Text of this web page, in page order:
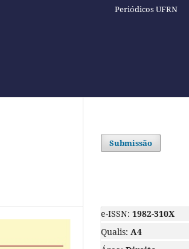
Periódicos UFRN
Submissão
e-ISSN: 1982-310X
Qualis: A4